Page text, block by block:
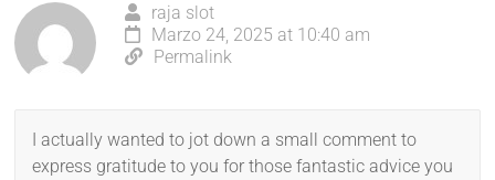
raja slot
Marzo 24, 2025 at 10:40 am
Permalink
I actually wanted to jot down a small comment to
express gratitude to you for those fantastic advice you